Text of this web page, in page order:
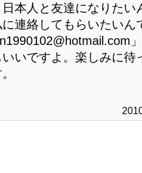
本人と友達になりたい
連絡してもらいたいん
いですよ。楽しみに待